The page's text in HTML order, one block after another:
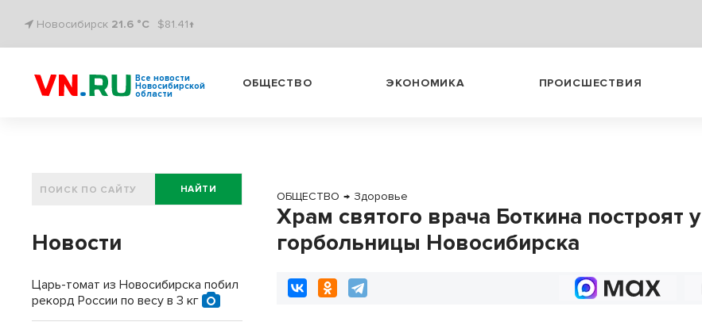
Новосибирск 21.6 °C $81.41↑
Все новости
Новосибирской
области
ОБЩЕСТВО ЭКОНОМИКА ПРОИСШЕСТВИЯ
ОБЩЕСТВО → Здоровье
Храм святого врача Боткина построят у
горбольницы Новосибирска
НАЙТИ
Новости
Царь-томат из Новосибирска побил
рекорд России по весу в 3 кг